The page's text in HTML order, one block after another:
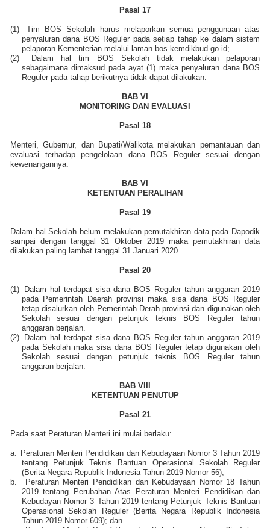
Pasal 17
(1)
Tim BOS Sekolah harus melaporkan semua penggunaan atas
penyaluran dana BOS Reguler pada setiap tahap ke dalam sistem
pelaporan Kementerian melalui laman bos.kemdikbud.go.id;
(2)
Dalam hal tim BOS Sekolah tidak melakukan pelaporan
sebagaimana dimaksud pada ayat (1) maka penyaluran dana BOS
Reguler pada tahap berikutnya tidak dapat dilakukan.
BAB VI
MONITORING DAN EVALUASI
Pasal 18
Menteri, Gubernur, dan Bupati/Walikota melakukan pemantauan dan
evaluasi terhadap pengelolaan dana BOS Reguler sesuai dengan
kewenangannya.
BAB VI
KETENTUAN PERALIHAN
Pasal 19
Dalam hal Sekolah belum melakukan pemutakhiran data pada Dapodik
sampai dengan tanggal 31 Oktober 2019 maka pemutakhiran data
dilakukan paling lambat tanggal 31 Januari 2020.
Pasal 20
(1) Dalam hal terdapat sisa dana BOS Reguler tahun anggaran 2019
pada Pemerintah Daerah provinsi maka sisa dana BOS Reguler
tetap disalurkan oleh Pemerintah Derah provinsi dan digunakan oleh
Sekolah sesuai dengan petunjuk teknis BOS Reguler tahun
anggaran berjalan.
(2) Dalam hal terdapat sisa dana BOS Reguler tahun anggaran 2019
pada Sekolah maka sisa dana BOS Reguler tetap digunakan oleh
Sekolah sesuai dengan petunjuk teknis BOS Reguler tahun
anggaran berjalan.
BAB VIII
KETENTUAN PENUTUP
Pasal 21
Pada saat Peraturan Menteri ini mulai berlaku:
a.
Peraturan Menteri Pendidikan dan Kebudayaan Nomor 3 Tahun 2019
tentang Petunjuk Teknis Bantuan Operasional Sekolah Reguler
(Berita Negara Republik Indonesia Tahun 2019 Nomor 56);
b.
Peraturan Menteri Pendidikan dan Kebudayaan Nomor 18 Tahun
2019 tentang Perubahan Atas Peraturan Menteri Pendidikan dan
Kebudayan Nomor 3 Tahun 2019 tentang Petunjuk Teknis Bantuan
Operasional Sekolah Reguler (Berita Negara Republik Indonesia
Tahun 2019 Nomor 609); dan